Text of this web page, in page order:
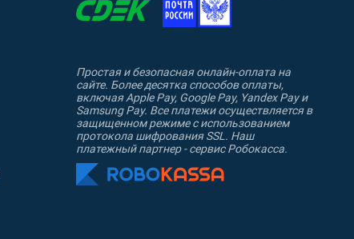
Простая и безопасная онлайн-оплата на
сайте. Более десятка способов оплаты,
включая Apple Pay, Google Pay, Yandex Pay и
Samsung Pay. Все платежи осуществляется в
защищенном режиме с использованием
протокола шифрования SSL. Наш
платежный партнер - сервис Робокасса.